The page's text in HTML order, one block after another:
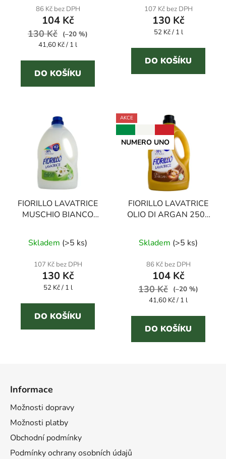
86 Kč bez DPH
104 Kč
130 Kč
(–20 %)
Měrná
41,60 Kč / 1 l
DO KOŠÍKU
produktu
je
3,4
z
5
hvězdiček.
107 Kč bez DPH
130 Kč
Měrná
52 Kč / 1 l
DO KOŠÍKU
FIORILLO LAVATRICE
MUSCHIO BIANCO
Skladem (>5 ks)
107 Kč bez DPH
130 Kč
Měrná
52 Kč / 1 l
DO KOŠÍKU
AKCE
NUMERO UNO
FIORILLO LAVATRICE
OLIO DI ARGAN 2500
hodnocení
produktu
je
4,6
z
5
hvězdiček.
Skladem (>5 ks)
86 Kč bez DPH
104 Kč
130 Kč
(–20 %)
Měrná
41,60 Kč / 1 l
DO KOŠÍKU
Informace
Možnosti dopravy
Možnosti platby
Obchodní podmínky
Podmínky ochrany osobních údajů